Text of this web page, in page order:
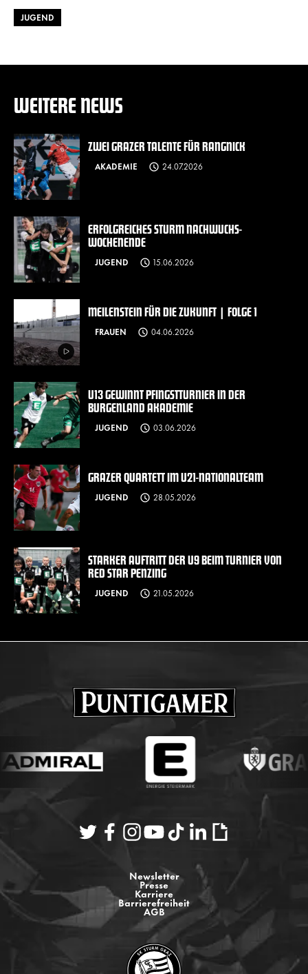
JUGEND
WEITERE NEWS
ZWEI GRAZER TALENTE FÜR RANGNICK
AKADEMIE 24.07.2026
ERFOLGREICHES STURM NACHWUCHS-
WOCHENENDE
JUGEND 15.06.2026
MEILENSTEIN FÜR DIE ZUKUNFT | FOLGE 1
FRAUEN 04.06.2026
U13 GEWINNT PFINGSTTURNIER IN DER
BURGENLAND AKADEMIE
JUGEND 03.06.2026
GRAZER QUARTETT IM U21-NATIONALTEAM
JUGEND 28.05.2026
STARKER AUFTRITT DER U9 BEIM TURNIER VON
RED STAR PENZING
JUGEND 21.05.2026
Newsletter
Presse
Karriere
Barrierefreiheit
AGB